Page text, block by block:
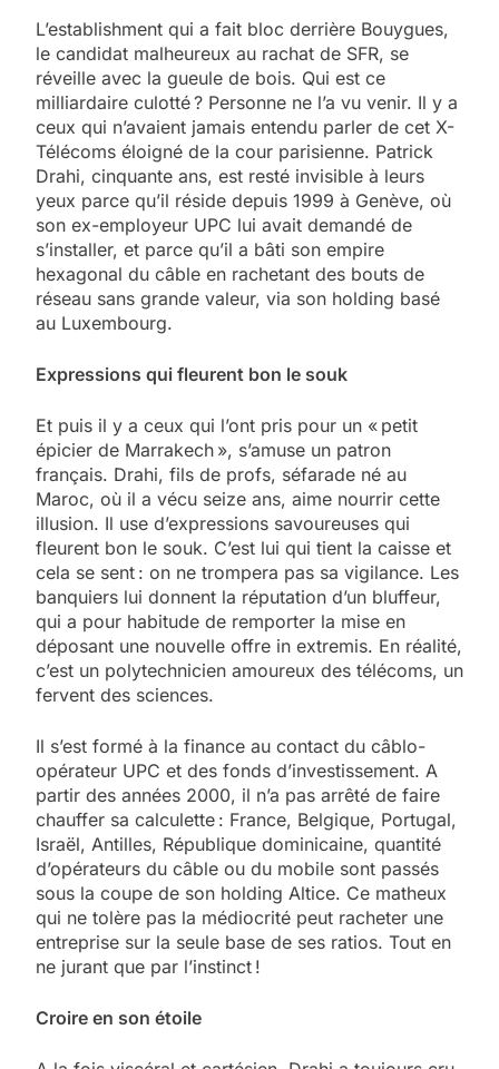
L’establishment qui a fait bloc derrière Bouygues,
le candidat malheureux au rachat de SFR, se
réveille avec la gueule de bois. Qui est ce
milliardaire culotté ? Personne ne l’a vu venir. Il y a
ceux qui n’avaient jamais entendu parler de cet X-
Télécoms éloigné de la cour parisienne. Patrick
Drahi, cinquante ans, est resté invisible à leurs
yeux parce qu’il réside depuis 1999 à Genève, où
son ex-employeur UPC lui avait demandé de
s’installer, et parce qu’il a bâti son empire
hexagonal du câble en rachetant des bouts de
réseau sans grande valeur, via son holding basé
au Luxembourg.
Expressions qui fleurent bon le souk
Et puis il y a ceux qui l’ont pris pour un « petit
épicier de Marrakech », s’amuse un patron
français. Drahi, fils de profs, séfarade né au
Maroc, où il a vécu seize ans, aime nourrir cette
illusion. Il use d’expressions savoureuses qui
fleurent bon le souk. C’est lui qui tient la caisse et
cela se sent : on ne trompera pas sa vigilance. Les
banquiers lui donnent la réputation d’un bluffeur,
qui a pour habitude de remporter la mise en
déposant une nouvelle offre in extremis. En réalité,
c’est un polytechnicien amoureux des télécoms, un
fervent des sciences.
Il s’est formé à la finance au contact du câblo-
opérateur UPC et des fonds d’investissement. A
partir des années 2000, il n’a pas arrêté de faire
chauffer sa calculette : France, Belgique, Portugal,
Israël, Antilles, République dominicaine, quantité
d’opérateurs du câble ou du mobile sont passés
sous la coupe de son holding Altice. Ce matheux
qui ne tolère pas la médiocrité peut racheter une
entreprise sur la seule base de ses ratios. Tout en
ne jurant que par l’instinct !
Croire en son étoile